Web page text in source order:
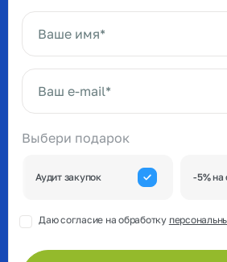
Выбери подарок
Аудит закупок -5% на
Даю согласие на обработку